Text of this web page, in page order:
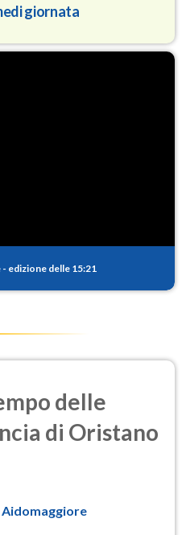
giornata
- edizione delle 15:21
delle
di Oristano
Aidomaggiore